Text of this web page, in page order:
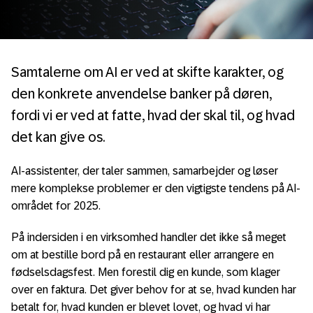
Samtalerne om AI er ved at skifte karakter, og
den konkrete anvendelse banker på døren,
fordi vi er ved at fatte, hvad der skal til, og hvad
det kan give os.
AI-assistenter, der taler sammen, samarbejder og løser
mere komplekse problemer er den vigtigste tendens på AI-
området for 2025.
På indersiden i en virksomhed handler det ikke så meget
om at bestille bord på en restaurant eller arrangere en
fødselsdagsfest. Men forestil dig en kunde, som klager
over en faktura. Det giver behov for at se, hvad kunden har
betalt for, hvad kunden er blevet lovet, og hvad vi har